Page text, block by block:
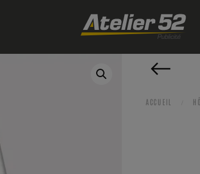
ACCUEIL